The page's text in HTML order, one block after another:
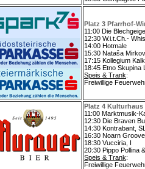
Platz 3 Pfarrhof-
11:00 Die
12:30 W.i.t.Ch.-
14:00 Hotmale
15:30 Nataša
17:15 Kollegium
18:45 Etno Skupina
Speis & Trank:
Freiwillige
Platz 4 Kulturhaus
11:00 Marktmusik-
12:30 Die Braven
14:30 Kontrabant,
16:30 Noarn Groove
18:30 Vucciria, I
20:30 Pippo Pollina
Speis & Trank:
Freiwillige